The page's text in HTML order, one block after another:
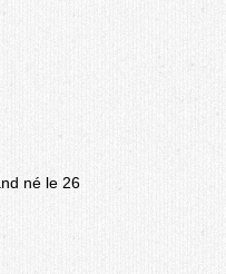
né le 26